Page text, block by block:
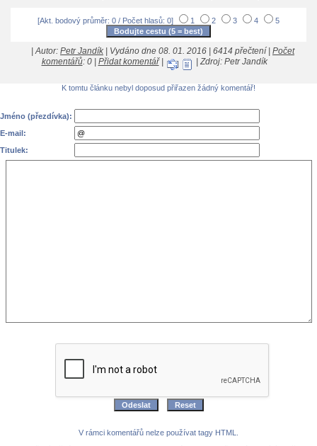
[Akt. bodový průměr: 0 / Počet hlasů: 0] 1 2 3 4 5
| Autor: Petr Jandík | Vydáno dne 08. 01. 2016 | 6414 přečtení | Počet
komentářů: 0 | Přidat komentář| | Zdroj: Petr Jandík
K tomtu článku nebyl doposud přiřazen žádný komentář!
Jméno (přezdívka):
E-mail:
Titulek:
V rámci komentářů nelze používat tagy HTML.